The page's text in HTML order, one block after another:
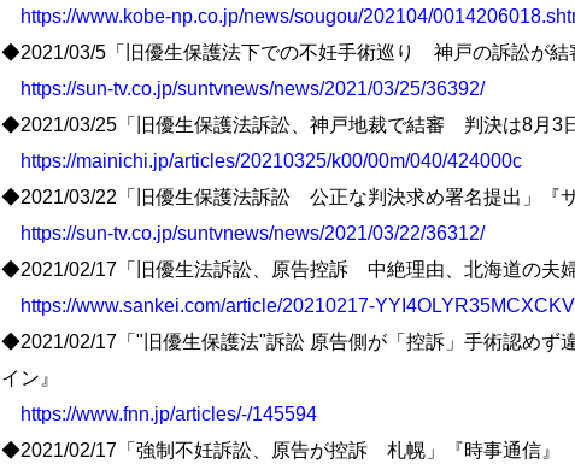
https://www.kobe-np.co.jp/news/sougou/202104/
◆2021/03/5「旧優生保護法下での不妊手術巡り 神戸の訴訟が結
https://sun-tv.co.jp/suntvnews/news/2021/03/25/36392/
◆2021/03/25「旧優生保護法訴訟、神戸地裁で結審 判決は8月3
https://mainichi.jp/articles/20210325/k00/00m/040/424000c
◆2021/03/22「旧優生保護法訴訟 公正な判決求め署名提出」『サ
https://sun-tv.co.jp/suntvnews/news/2021/03/22/36312/
◆2021/02/17「旧優生法訴訟、原告控訴 中絶理由、北海道の夫婦
https://www.sankei.com/article/20210217-
◆2021/02/17「"旧優生保護法"訴訟 原告側が「控訴」手術認めず
イン』
https://www.fnn.jp/articles/-/145594
◆2021/02/17「強制不妊訴訟、原告が控訴 札幌」『時事通信』